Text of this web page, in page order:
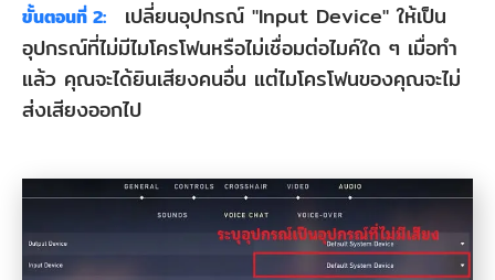
4.4
อัปเดต
ไดรเวอร์
เสียง
ขั้นตอนที่ 2:
เปลี่ยนอุปกรณ์ "Input Device" ให้เป็น
อุปกรณ์ที่ไม่มีไมโครโฟนหรือไม่เชื่อมต่อไมค์ใด ๆ เมื่อทำ
แล้ว คุณจะได้ยินเสียงคนอื่น แต่ไมโครโฟนของคุณจะไม่
ส่งเสียงออกไป